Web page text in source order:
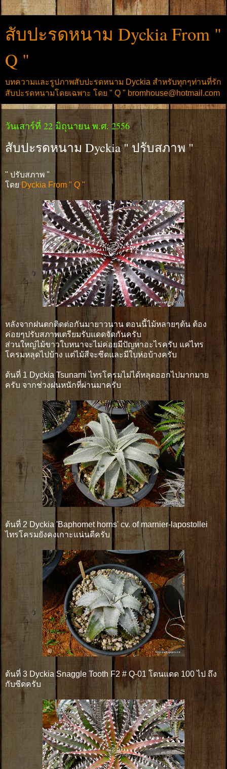
สับปะรดหนาม Dyckia From "
Q "
บทความและรูปภาพสับปะรดหนาม Dyckia สำหรับทุกๆท่านที่รัก
สับปะรดหนามโดยเฉพาะ โดย " Q " bromhouse@hotmail.com
วันเสาร์ที่ 22 มิถุนายน พ.ศ. 2556
สับปะรดหนาม Dyckia " ปรับสภาพ "
" ปรับสภาพ "
โดยDyckia From " Q "
หลังจากฝนตกติดต่อกันมายาวนาน ตอนนี้ไม้หลายๆต้น ต้อง
ค่อยๆปรับสภาพเตรียมรับแดดจัดกันครับ
ส่วนใหญ่ไม้ขาวใบหนาจะไม่ค่อยมีปัญหาอะไรครับ แค่ไทร
โครมหลุดไปบ้าง แต่ไม้สีจะซีดและมีใบห่อบ้างครับ
ต้นที่ 1 Dyckia Tsunami ไทรโครมไม่ได้หลุดออกไปมากมาย
ครับ จากช่วงฝนหนักที่ผ่านมาครับ
ต้นที่ 2 Dyckia 'Baphomet horns' cv. of marnier-lapostollei
ไทรโครมยังคงเกาะแน่นดีครับ
ต้นที่ 3 Dyckia Snaggle Tooth F2 # Q-01 โดนแดด 100 ไป ถึง
กับซีดครับ